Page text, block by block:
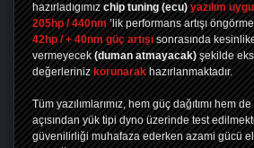
hazırladıgımız chip tuning (ecu) yazılım
205hp / 440nm ’lik performans artışı
42hp / + 40nm güç artışı sonrasında
vermeyecek (duman atmayacak) şekilde
değerleriniz korunarak hazırlanmaktadır.
Tüm yazılımlarımız, hem güç dağıtımı hem
açısından yük tipi dyno üzerinde test
güvenilirliği muhafaza ederken azami gücü